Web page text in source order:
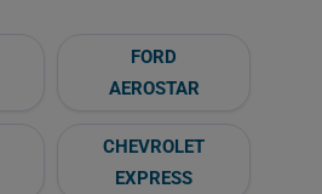
FORD
AEROSTAR
CHEVROLET
EXPRESS